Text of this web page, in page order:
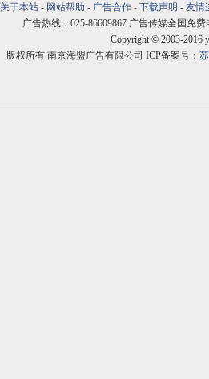
关于本站 - 网站帮助 - 广告合作 - 下载声明 - 友情
广告热线：025-86609867 广告传媒全国免费
Copyright © 2003-2016
版权所有 南京海盟广告有限公司 ICP备案号：